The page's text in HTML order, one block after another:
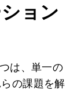
ョン
は、単一の
の課題を解